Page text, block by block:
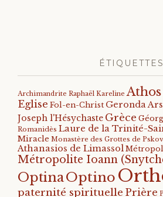
ÉTIQUETTES
Archimandrite Raphaël Kareline Athos
Eglise Fol-en-Christ Geronda
Joseph l'Hésychaste Grèce
Romanidès Laure de la Trinité-
Miracle Monastère des Grottes de Pskov
Athanasios de Limassol
Métropolite Ioann
OptinaOptino
paternité spirituelle Prière